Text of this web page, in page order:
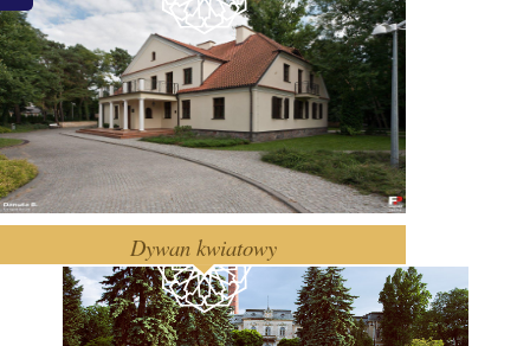
Dywan kwiatowy